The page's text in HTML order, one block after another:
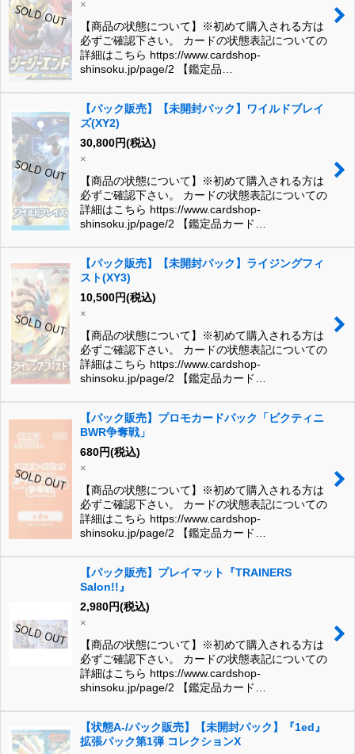
×
【商品の状態について】※初めて購入される方は
必ずご確認下さい。 カードの状態表記についての
詳細はこちら https://www.cardshop-
shinsoku.jp/page/2 【鑑定品…
【パック販売】【未開封パック】ワイルドブレイ
ズ(XY2)
30,800円(税込)
×
【商品の状態について】※初めて購入される方は
必ずご確認下さい。 カードの状態表記についての
詳細はこちら https://www.cardshop-
shinsoku.jp/page/2 【鑑定品カード…
【パック販売】【未開封パック】ライジングフィ
スト(XY3)
10,500円(税込)
×
【商品の状態について】※初めて購入される方は
必ずご確認下さい。 カードの状態表記についての
詳細はこちら https://www.cardshop-
shinsoku.jp/page/2 【鑑定品カード…
【パック販売】プロモカードパック「ビクティニ
BWR争奪戦」
680円(税込)
×
【商品の状態について】※初めて購入される方は
必ずご確認下さい。 カードの状態表記についての
詳細はこちら https://www.cardshop-
shinsoku.jp/page/2 【鑑定品カード…
【パック販売】プレイマット『TRAINERS
Salon!!』
2,980円(税込)
×
【商品の状態について】※初めて購入される方は
必ずご確認下さい。 カードの状態表記についての
詳細はこちら https://www.cardshop-
shinsoku.jp/page/2 【鑑定品カード…
【状態A-/パック販売】【未開封パック】『1ed』
拡張パック第1弾 コレクションX